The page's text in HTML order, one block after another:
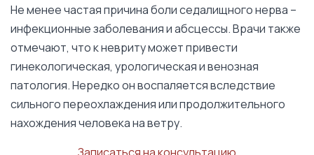
Не менее частая причина боли седалищного нерва –
инфекционные заболевания и абсцессы. Врачи также
отмечают, что к невриту может привести
гинекологическая, урологическая и венозная
патология. Нередко он воспаляется вследствие
сильного переохлаждения или продолжительного
нахождения человека на ветру.